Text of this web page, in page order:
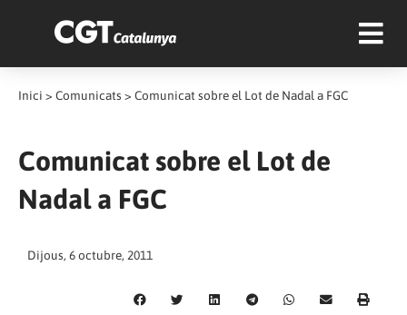
Inici > Comunicats > Comunicat sobre el Lot de Nadal a FGC
Comunicat sobre el Lot de
Nadal a FGC
Dijous, 6 octubre, 2011